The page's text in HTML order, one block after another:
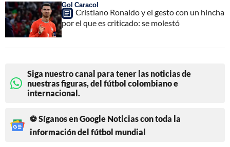
Gol Caracol
Cristiano Ronaldo y el gesto con un hincha
por el que es criticado: se molestó
Siga nuestro canal para tener las noticias de
nuestras figuras, del fútbol colombiano e
internacional.
⚽ Síganos en Google Noticias con toda la
información del fútbol mundial